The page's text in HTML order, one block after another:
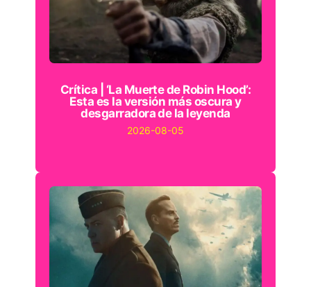
Crítica | ‘La Muerte de Robin Hood’:
Esta es la versión más oscura y
desgarradora de la leyenda
2026-08-05